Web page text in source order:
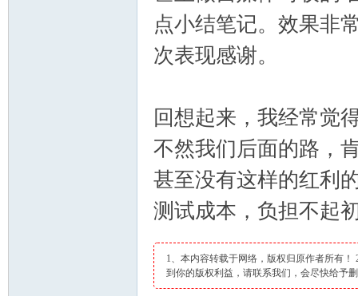
点小结笔记。效果非
次表现感谢。
回想起来，我经常觉
不然我们后面的路，
甚至没有这样的红利
测试成本，负担不起
1、本内容转载于网络，版权归原作者所有
到你的版权利益，请联系我们，会尽快给予